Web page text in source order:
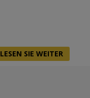
LESEN SIE WEITER